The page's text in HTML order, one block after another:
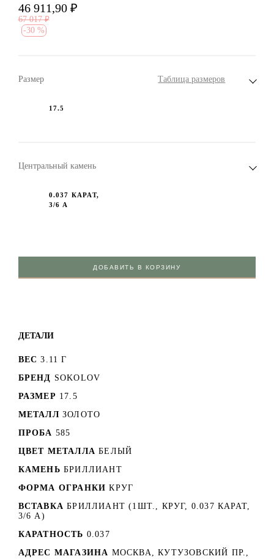
46 911,90 ₽
67 017 ₽
-30 %
Размер Таблица размеров
17.5
Центральный камень
0.037 КАРАТ,
3/6 А
ДОБАВИТЬ В КОРЗИНУ
ДЕТАЛИ
ВЕС 3.11 Г
БРЕНД SOKOLOV
РАЗМЕР 17.5
МЕТАЛЛ ЗОЛОТО
ПРОБА 585
ЦВЕТ МЕТАЛЛА БЕЛЫЙ
КАМЕНЬ БРИЛЛИАНТ
ФОРМА ОГРАНКИ КРУГ
ВСТАВКА БРИЛЛИАНТ (1ШТ., КРУГ, 0.037 КАРАТ,
3/6 А)
КАРАТНОСТЬ 0.037
АДРЕС МАГАЗИНА МОСКВА, КУТУЗОВСКИЙ ПР.,